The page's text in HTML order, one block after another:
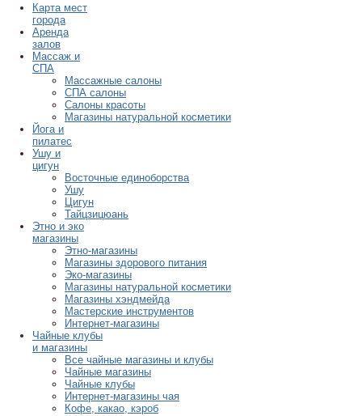
Карта мест
города
Аренда
залов
Массаж и
СПА
Массажные салоны
СПА салоны
Салоны красоты
Магазины натуральной косметики
Йога и
пилатес
Ушу и
цигун
Восточные единоборства
Ушу
Цигун
Тайцзицюань
Этно и эко
магазины
Этно-магазины
Магазины здорового питания
Эко-магазины
Магазины натуральной косметики
Магазины хэндмейда
Мастерские инструментов
Интернет-магазины
Чайные клубы
и магазины
Все чайные магазины и клубы
Чайные магазины
Чайные клубы
Интернет-магазины чая
Кофе, какао, кэроб